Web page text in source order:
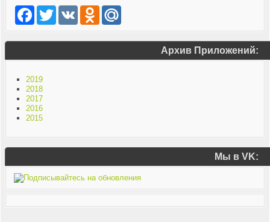
Facebook
TwitterVK Odnoklassniki
Mail.Ru
Архив Приложений:
2019
2018
2017
2016
2015
Мы в VK: